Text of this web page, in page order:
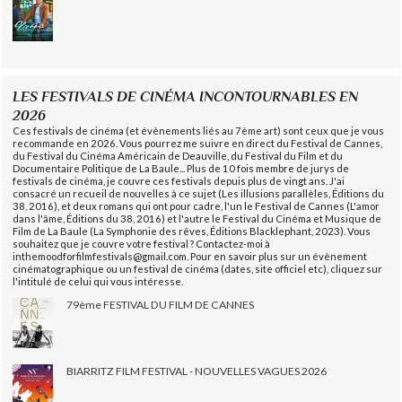
LES FESTIVALS DE CINÉMA INCONTOURNABLES EN
2026
Ces festivals de cinéma (et évènements liés au 7ème art) sont ceux que je vous
recommande en 2026. Vous pourrez me suivre en direct du Festival de Cannes,
du Festival du Cinéma Américain de Deauville, du Festival du Film et du
Documentaire Politique de La Baule... Plus de 10 fois membre de jurys de
festivals de cinéma, je couvre ces festivals depuis plus de vingt ans. J'ai
consacré un recueil de nouvelles à ce sujet (Les illusions parallèles, Éditions du
38, 2016), et deux romans qui ont pour cadre, l'un le Festival de Cannes (L'amor
dans l'âme, Éditions du 38, 2016) et l'autre le Festival du Cinéma et Musique de
Film de La Baule (La Symphonie des rêves, Éditions Blacklephant, 2023). Vous
souhaitez que je couvre votre festival ? Contactez-moi à
inthemoodforfilmfestivals@gmail.com. Pour en savoir plus sur un évènement
cinématographique ou un festival de cinéma (dates, site officiel etc), cliquez sur
l'intitulé de celui qui vous intéresse.
79ème FESTIVAL DU FILM DE CANNES
BIARRITZ FILM FESTIVAL - NOUVELLES VAGUES 2026